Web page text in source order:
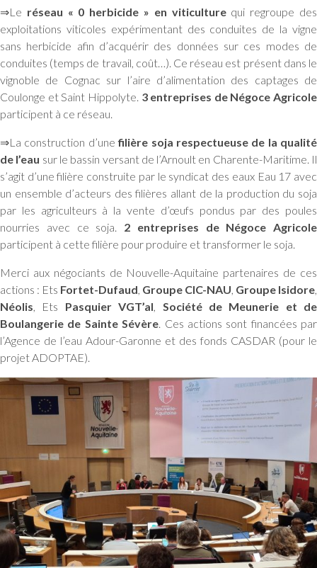
⇒Le réseau « 0 herbicide » en viticulturequi regroupe des
exploitations viticoles expérimentant des conduites de la vigne
sans herbicide afin d’acquérir des données sur ces modes de
conduites (temps de travail, coût…). Ce réseau est présent dans le
vignoble de Cognac sur l’aire d’alimentation des captages de
Coulonge et Saint Hippolyte. 3 entreprises de Négoce Agricole
participent à ce réseau.
⇒La construction d’unefilière soja respectueuse de la qualité
de l’eau sur le bassin versant de l’Arnoult en Charente-Maritime. Il
s’agit d’une filière construite par le syndicat des eaux Eau 17 avec
un ensemble d’acteurs des filières allant de la production du soja
par les agriculteurs à la vente d’œufs pondus par des poules
nourries avec ce soja. 2 entreprises de Négoce Agricole
participent à cette filière pour produire et transformer le soja.
Merci aux négociants de Nouvelle-Aquitaine partenaires de ces
actions : Ets Fortet-Dufaud, Groupe CIC-NAU, Groupe Isidore,
Néolis, Ets Pasquier VGT’al, Société de Meunerie et de
Boulangerie de Sainte Sévère. Ces actions sont financées par
l’Agence de l’eau Adour-Garonne et des fonds CASDAR (pour le
projet ADOPTAE).